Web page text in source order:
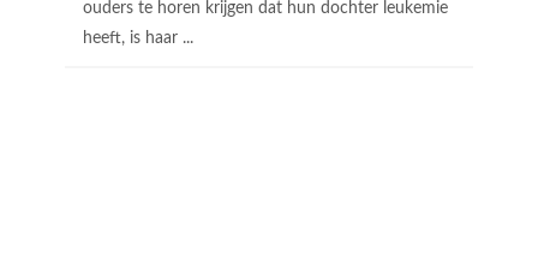
ouders te horen krijgen dat hun dochter leukemie
heeft, is haar ...